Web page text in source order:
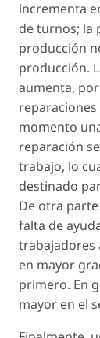
incrementa
de turnos; la
producción
producción.
aumenta,
momento
reparación
trabajo, lo
destinado
De otra
falta de
trabajadores
en mayor
primero. En
mayor en el